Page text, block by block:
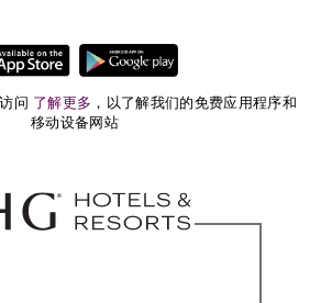
问 了解更多 ，以了解我们的免费应用程序和
移动设备网站